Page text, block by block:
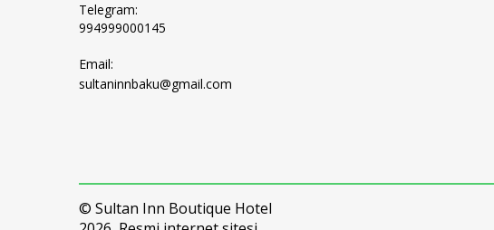
Telegram:
994999000145
Email:
sultaninnbaku@gmail.com
© Sultan Inn Boutique Hotel